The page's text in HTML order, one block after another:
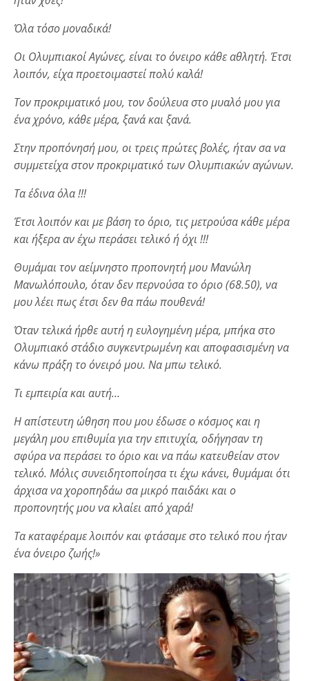
Όλα τόσο μοναδικά!
Οι Ολυμπιακοί Αγώνες, είναι το όνειρο κάθε αθλητή. Έτσι
λοιπόν, είχα προετοιμαστεί πολύ καλά!
Τον προκριματικό μου, τον δούλευα στο μυαλό μου για
ένα χρόνο, κάθε μέρα, ξανά και ξανά.
Στην προπόνησή μου, οι τρεις πρώτες βολές, ήταν σα να
συμμετείχα στον προκριματικό των Ολυμπιακών αγώνων.
Τα έδινα όλα !!!
Έτσι λοιπόν και με βάση το όριο, τις μετρούσα κάθε μέρα
και ήξερα αν έχω περάσει τελικό ή όχι !!!
Θυμάμαι τον αείμνηστο προπονητή μου Μανώλη
Μανωλόπουλο, όταν δεν περνούσα το όριο (68.50), να
μου λέει πως έτσι δεν θα πάω πουθενά!
Όταν τελικά ήρθε αυτή η ευλογημένη μέρα, μπήκα στο
Ολυμπιακό στάδιο συγκεντρωμένη και αποφασισμένη να
κάνω πράξη το όνειρό μου. Να μπω τελικό.
Τι εμπειρία και αυτή…
Η απίστευτη ώθηση που μου έδωσε ο κόσμος και η
μεγάλη μου επιθυμία για την επιτυχία, οδήγησαν τη
σφύρα να περάσει το όριο και να πάω κατευθείαν στον
τελικό. Μόλις συνειδητοποίησα τι έχω κάνει, θυμάμαι ότι
άρχισα να χοροπηδάω σα μικρό παιδάκι και ο
προπονητής μου να κλαίει από χαρά!
Τα καταφέραμε λοιπόν και φτάσαμε στο τελικό που ήταν
ένα όνειρο ζωής!»